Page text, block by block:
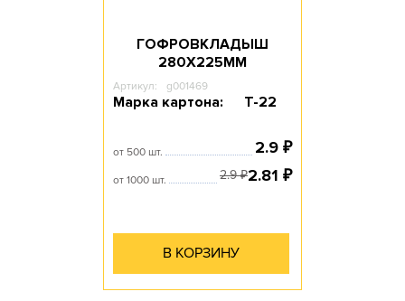
ГОФРОВКЛАДЫШ
280Х225ММ
Артикул: g001469
Марка картона: Т-22
от 500 шт. 2.9 ₽
от 1000 шт. 2.9₽2.81 ₽
В КОРЗИНУ